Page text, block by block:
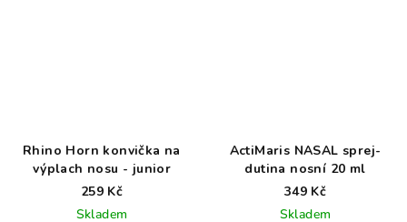
Rhino Horn konvička na
výplach nosu - junior
259 Kč
Skladem
ActiMaris NASAL sprej-
dutina nosní 20 ml
349 Kč
Skladem